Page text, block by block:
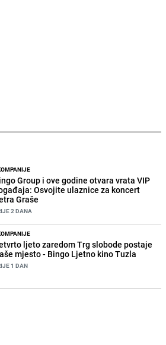
Group i ove godine otvara vrata VIP
Osvojite ulaznice za koncert
Graše
2 DANA
ljeto zaredom Trg slobode postaje
mjesto - Bingo Ljetno kino Tuzla
1 DAN